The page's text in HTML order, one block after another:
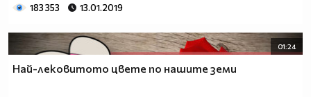
183 353 13.01.2019
01:24
Най-лековитото цвете по нашите земи